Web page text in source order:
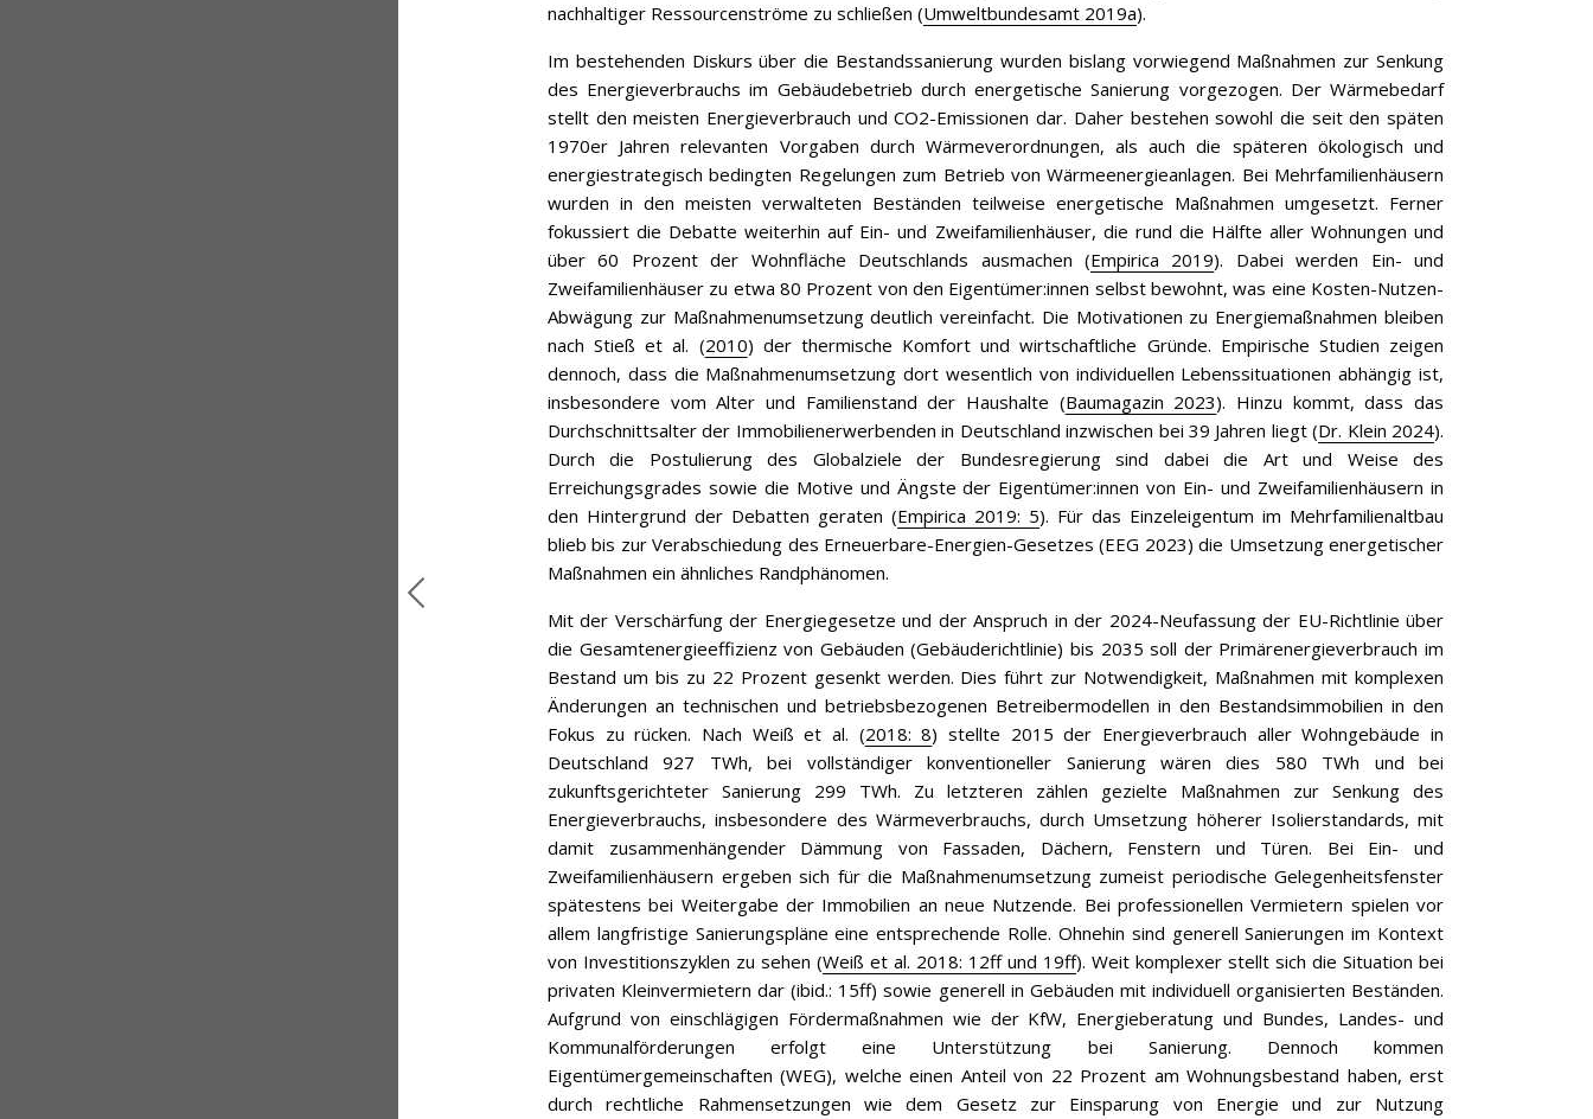
nachhaltiger Ressourcenströme zu schließen (Umweltbundesamt 2019a).
Im bestehenden Diskurs über die Bestandssanierung wurden bislang vorwiegend Maßnahmen zur Senkung
des Energieverbrauchs im Gebäudebetrieb durch energetische Sanierung vorgezogen. Der Wärmebedarf
stellt den meisten Energieverbrauch und CO2-Emissionen dar. Daher bestehen sowohl die seit den späten
1970er Jahren relevanten Vorgaben durch Wärmeverordnungen, als auch die späteren ökologisch und
energiestrategisch bedingten Regelungen zum Betrieb von Wärmeenergieanlagen. Bei Mehrfamilienhäusern
wurden in den meisten verwalteten Beständen teilweise energetische Maßnahmen umgesetzt. Ferner
fokussiert die Debatte weiterhin auf Ein- und Zweifamilienhäuser, die rund die Hälfte aller Wohnungen und
über 60 Prozent der Wohnfläche Deutschlands ausmachen (Empirica 2019). Dabei werden Ein- und
Zweifamilienhäuser zu etwa 80 Prozent von den Eigentümer:innen selbst bewohnt, was eine Kosten-Nutzen-
Abwägung zur Maßnahmenumsetzung deutlich vereinfacht. Die Motivationen zu Energiemaßnahmen bleiben
nach Stieß et al. (2010) der thermische Komfort und wirtschaftliche Gründe. Empirische Studien zeigen
dennoch, dass die Maßnahmenumsetzung dort wesentlich von individuellen Lebenssituationen abhängig ist,
insbesondere vom Alter und Familienstand der Haushalte (Baumagazin 2023). Hinzu kommt, dass das
Durchschnittsalter der Immobilienerwerbenden in Deutschland inzwischen bei 39 Jahren liegt (Dr. Klein 2024).
Durch die Postulierung des Globalziele der Bundesregierung sind dabei die Art und Weise des
Erreichungsgrades sowie die Motive und Ängste der Eigentümer:innen von Ein- und Zweifamilienhäusern in
den Hintergrund der Debatten geraten (Empirica 2019: 5). Für das Einzeleigentum im Mehrfamilienaltbau
blieb bis zur Verabschiedung des Erneuerbare-Energien-Gesetzes (EEG 2023) die Umsetzung energetischer
Maßnahmen ein ähnliches Randphänomen.
Mit der Verschärfung der Energiegesetze und der Anspruch in der 2024-Neufassung der EU-Richtlinie über
die Gesamtenergieeffizienz von Gebäuden (Gebäuderichtlinie) bis 2035 soll der Primärenergieverbrauch im
Bestand um bis zu 22 Prozent gesenkt werden. Dies führt zur Notwendigkeit, Maßnahmen mit komplexen
Änderungen an technischen und betriebsbezogenen Betreibermodellen in den Bestandsimmobilien in den
Fokus zu rücken. Nach Weiß et al. (2018: 8) stellte 2015 der Energieverbrauch aller Wohngebäude in
Deutschland 927 TWh, bei vollständiger konventioneller Sanierung wären dies 580 TWh und bei
zukunftsgerichteter Sanierung 299 TWh. Zu letzteren zählen gezielte Maßnahmen zur Senkung des
Energieverbrauchs, insbesondere des Wärmeverbrauchs, durch Umsetzung höherer Isolierstandards, mit
damit zusammenhängender Dämmung von Fassaden, Dächern, Fenstern und Türen. Bei Ein- und
Zweifamilienhäusern ergeben sich für die Maßnahmenumsetzung zumeist periodische Gelegenheitsfenster
spätestens bei Weitergabe der Immobilien an neue Nutzende. Bei professionellen Vermietern spielen vor
allem langfristige Sanierungspläne eine entsprechende Rolle. Ohnehin sind generell Sanierungen im Kontext
von Investitionszyklen zu sehen (Weiß et al. 2018: 12ff und 19ff). Weit komplexer stellt sich die Situation bei
privaten Kleinvermietern dar (ibid.: 15ff) sowie generell in Gebäuden mit individuell organisierten Beständen.
Aufgrund von einschlägigen Fördermaßnahmen wie der KfW, Energieberatung und Bundes, Landes- und
Kommunalförderungen erfolgt eine Unterstützung bei Sanierung. Dennoch kommen
Eigentümergemeinschaften (WEG), welche einen Anteil von 22 Prozent am Wohnungsbestand haben, erst
durch rechtliche Rahmensetzungen wie dem Gesetz zur Einsparung von Energie und zur Nutzung